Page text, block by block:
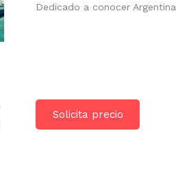
Dedicado a conocer Argentina
Solicita precio